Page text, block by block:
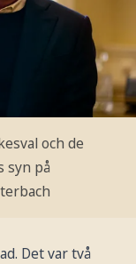
och de
syn på
Det var två